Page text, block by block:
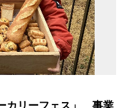
カリーフェス」 事業